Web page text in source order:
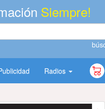
Siempre!
Radios